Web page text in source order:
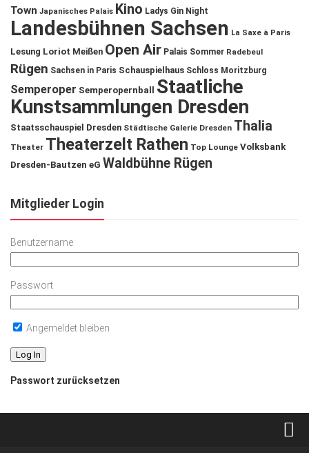
Town Japanisches Palais Kino Ladys Gin Night
Landesbühnen Sachsen La Saxe à Paris
Lesung Loriot Meißen Open Air Palais Sommer Radebeul
Rügen Sachsen in Paris Schauspielhaus Schloss Moritzburg
Semperoper Semperopernball
Staatliche
Kunstsammlungen Dresden
Staatsschauspiel Dresden Städtische Galerie Dresden Thalia
Theater Theaterzelt Rathen Top Lounge Volksbank
Dresden-Bautzen eG Waldbühne Rügen
Mitglieder Login
Benutzername
Passwort
Angemeldet bleiben
Passwort zurücksetzen